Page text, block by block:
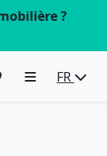
?
FR